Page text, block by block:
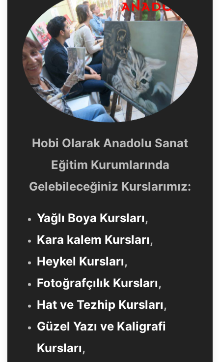
Hobi Olarak Anadolu Sanat
Eğitim Kurumlarında
Gelebileceğiniz Kurslarımız:
Yağlı Boya Kursları,
Kara kalem Kursları,
Heykel Kursları,
Fotoğrafçılık Kursları,
Hat ve Tezhip Kursları,
Güzel Yazı ve Kaligrafi
Kursları,